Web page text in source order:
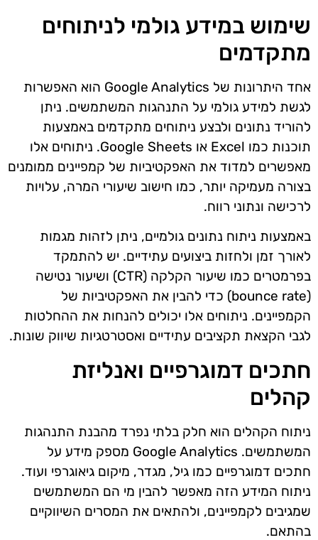
שימוש במידע גולמי לניתוחים
מתקדמים
אחד היתרונות של Google Analytics הוא האפשרות
לגשת למידע גולמי על התנהגות המשתמשים. ניתן
להוריד נתונים ולבצע ניתוחים מתקדמים באמצעות
תוכנות כמו Excel או Google Sheets. ניתוחים אלו
מאפשרים למדוד את האפקטיביות של קמפיינים ממומנים
בצורה מעמיקה יותר, כמו חישוב שיעורי המרה, עלויות
לרכישה ונתוני רווח.
באמצעות ניתוח נתונים גולמיים, ניתן לזהות מגמות
לאורך זמן ולחזות ביצועים עתידיים. יש להתמקד
בפרמטרים כמו שיעור הקלקה (CTR) ושיעור נטישה
(bounce rate) כדי להבין את האפקטיביות של
הקמפיינים. ניתוחים אלו יכולים להנחות את ההחלטות
לגבי הקצאת תקציבים עתידיים ואסטרטגיות שיווק שונות.
חתכים דמוגרפיים ואנליזת
קהלים
ניתוח הקהלים הוא חלק בלתי נפרד מהבנת התנהגות
המשתמשים. Google Analytics מספק מידע על
חתכים דמוגרפיים כמו גיל, מגדר, מיקום גיאוגרפי ועוד.
ניתוח המידע הזה מאפשר להבין מי הם המשתמשים
שמגיבים לקמפיינים, ולהתאים את המסרים השיווקיים
בהתאם.